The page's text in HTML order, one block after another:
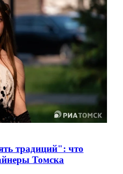
традиций": что
Томска